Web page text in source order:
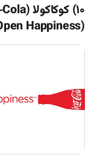
(Open Happiness)